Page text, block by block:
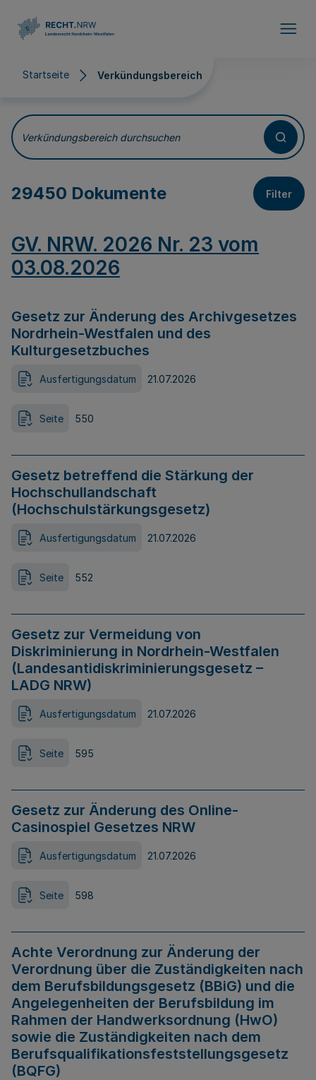
Startseite Verkündungsbereich
Verkündungsbereich
Verkündungsbereich durchsuchen
29450 Dokumente Filter
GV. NRW. 2026 Nr. 23 vom
03.08.2026
Gesetz zur Änderung des Archivgesetzes
Nordrhein-Westfalen und des
Kulturgesetzbuches
Ausfertigungsdatum 21.07.2026
Seite 550
Gesetz betreffend die Stärkung der
Hochschullandschaft
(Hochschulstärkungsgesetz)
Ausfertigungsdatum 21.07.2026
Seite 552
Gesetz zur Vermeidung von
Diskriminierung in Nordrhein-Westfalen
(Landesantidiskriminierungsgesetz –
LADG NRW)
Ausfertigungsdatum 21.07.2026
Seite 595
Gesetz zur Änderung des Online-
Casinospiel Gesetzes NRW
Ausfertigungsdatum 21.07.2026
Seite 598
Achte Verordnung zur Änderung der
Verordnung über die Zuständigkeiten nach
dem Berufsbildungsgesetz (BBiG) und die
Angelegenheiten der Berufsbildung im
Rahmen der Handwerksordnung (HwO)
sowie die Zuständigkeiten nach dem
Berufsqualifikationsfeststellungsgesetz
(BQFG)